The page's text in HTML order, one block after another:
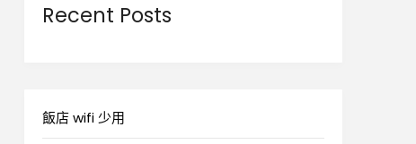
Recent Posts
飯店 wifi 少用